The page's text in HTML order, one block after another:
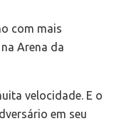
com mais
Arena da
velocidade. E o
em seu